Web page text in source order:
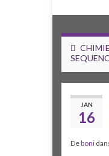
JAN
16
Deboni